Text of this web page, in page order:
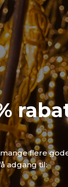
flere
adgang til: